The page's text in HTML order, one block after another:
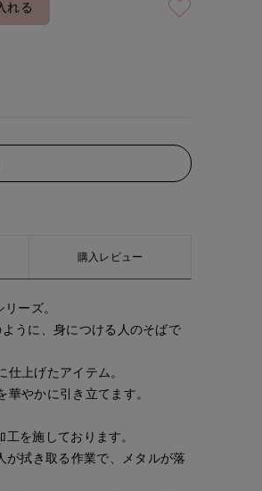
れる
購入レビュー
ーズ。
うに、身につける人のそばで
上げたアイテム。
やかに引き立てます。
を施しております。
が拭き取る作業で、メタルが落